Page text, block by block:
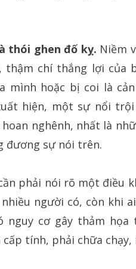
thói ghen đố kỵ. Niềm
thậm chí thắng lợi của
mình hoặc bị coi là
hiện, một sự nổi
nghênh, nhất là
đương sự nói trên.
phải nói rõ một điều
nhiều người có, còn khi
nguy cơ gây thảm
tính, phải chữa